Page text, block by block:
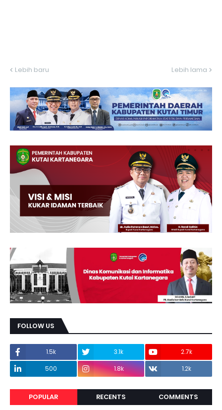
Lebih baru Lebih lama
FOLLOW US
1.5k 3.1k
2.7k
500
1.8k 1.2k
POPULAR RECENTS COMMENTS